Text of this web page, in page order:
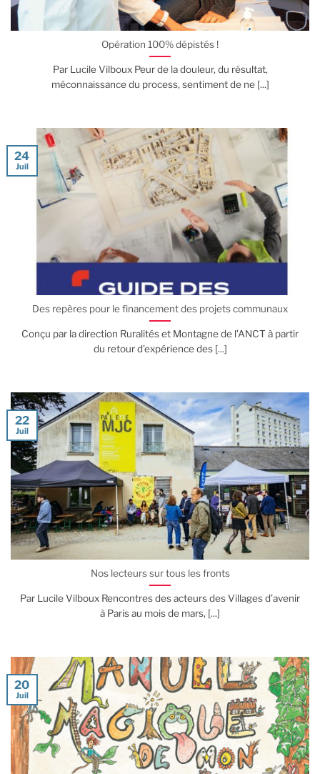
Opération 100% dépistés !
Par Lucile Vilboux Peur de la douleur, du résultat,
méconnaissance du process, sentiment de ne [...]
Des repères pour le financement des projets communaux
Conçu par la direction Ruralités et Montagne de l’ANCT à partir
du retour d’expérience des [...]
24
Juil
Nos lecteurs sur tous les fronts
Par Lucile Vilboux Rencontres des acteurs des Villages d’avenir
à Paris au mois de mars, [...]
22
Juil
20
Juil